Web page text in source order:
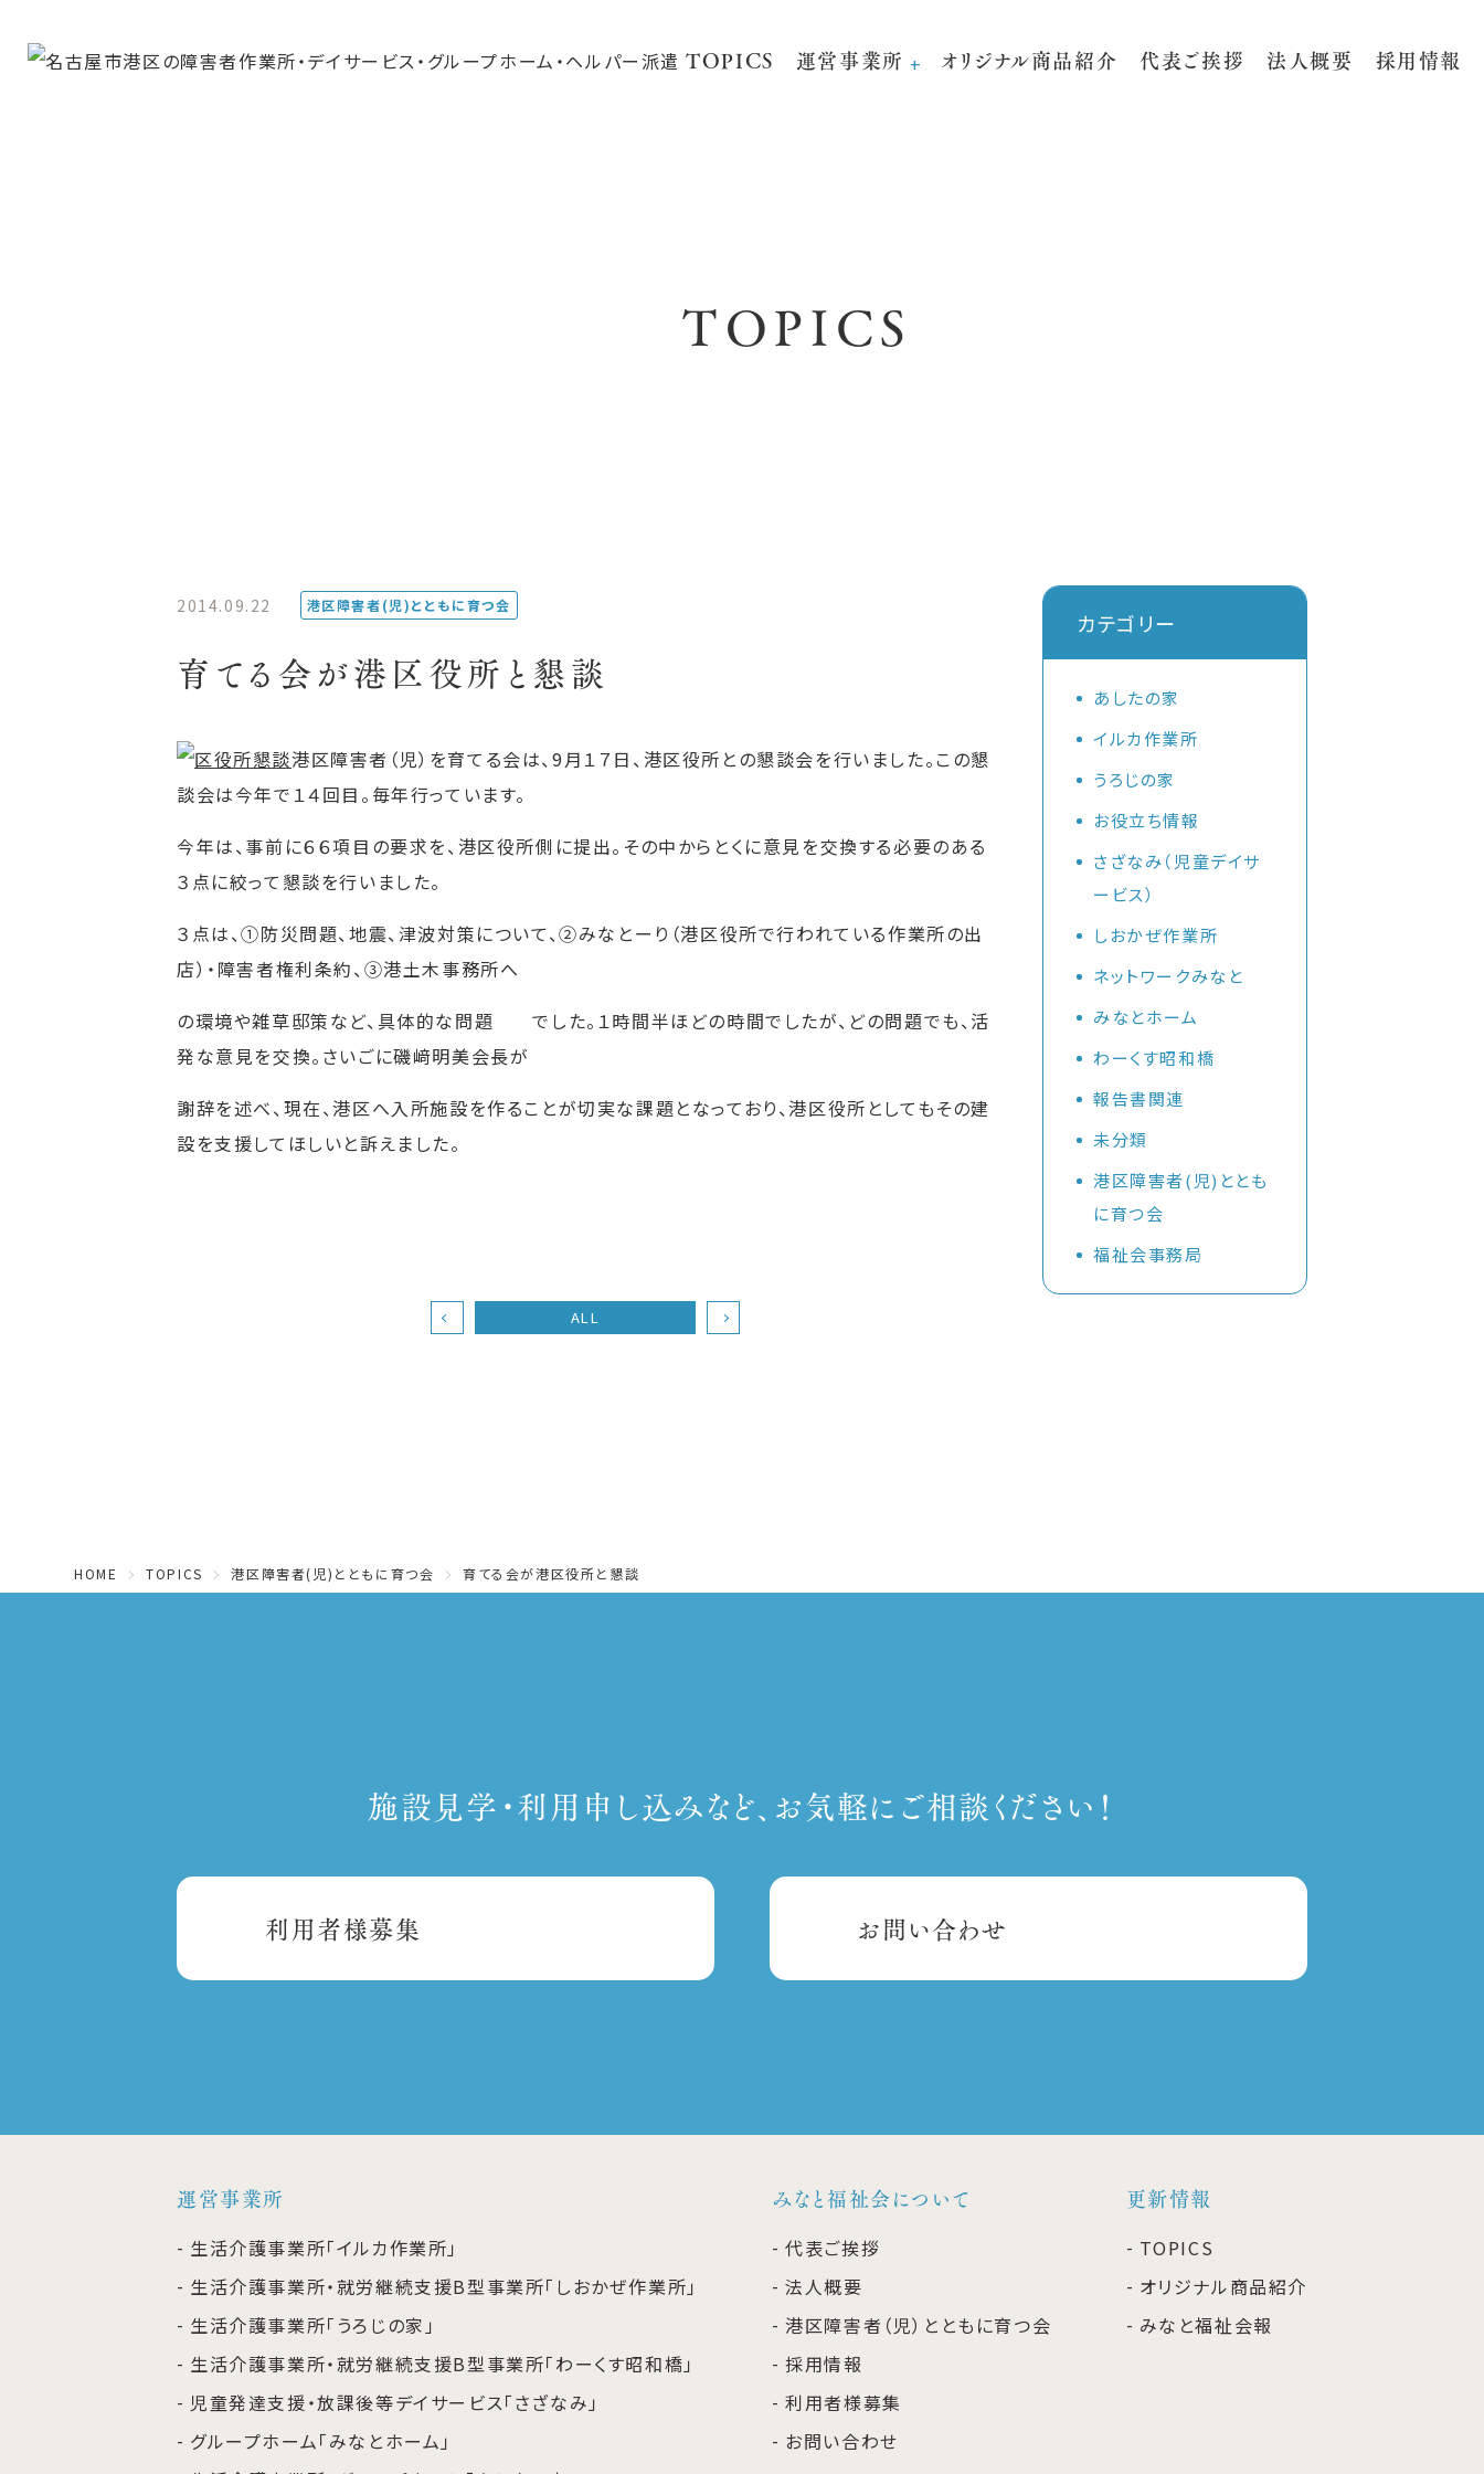
TOPICS 運営事業所 オリジナル商品紹介 代表ご挨拶 法人概要 採用情報
TOPICS
2014.09.22 港区障害者(児)とともに育つ会
育てる会が港区役所と懇談
港区障害者（児）を育てる会は、9月１７日、港区役所との懇談会を行いました。この懇
談会は今年で１４回目。毎年行っています。
今年は、事前に６６項目の要求を、港区役所側に提出。その中からとくに意見を交換する必要のある
３点に絞って懇談を行いました。
３点は、①防災問題、地震、津波対策について、②みなとーり（港区役所で行われている作業所の出
店）・障害者権利条約、③港土木事務所へ
の環境や雑草邸策など、具体的な問題 でした。１時間半ほどの時間でしたが、どの問題でも、活
発な意見を交換。さいごに磯﨑明美会長が
謝辞を述べ、現在、港区へ入所施設を作ることが切実な課題となっており、港区役所としてもその建
設を支援してほしいと訴えました。
ALL
カテゴリー
あしたの家
イルカ作業所
うろじの家
お役立ち情報
さざなみ（児童デイサ
ービス）
しおかぜ作業所
ネットワークみなと
みなとホーム
わーくす昭和橋
報告書関連
未分類
港区障害者(児)ととも
に育つ会
福祉会事務局
HOME TOPICS 港区障害者(児)とともに育つ会 育てる会が港区役所と懇談
施設見学・利用申し込みなど、お気軽にご相談ください！
利用者様募集 お問い合わせ
運営事業所
生活介護事業所「イルカ作業所」
生活介護事業所・就労継続支援B型事業所「しおかぜ作業所」
生活介護事業所「うろじの家」
生活介護事業所・就労継続支援B型事業所「わーくす昭和橋」
児童発達支援・放課後等デイサービス「さざなみ」
グループホーム「みなとホーム」
みなと福祉会について
代表ご挨拶
法人概要
港区障害者（児）とともに育つ会
採用情報
利用者様募集
お問い合わせ
更新情報
TOPICS
オリジナル商品紹介
みなと福祉会報